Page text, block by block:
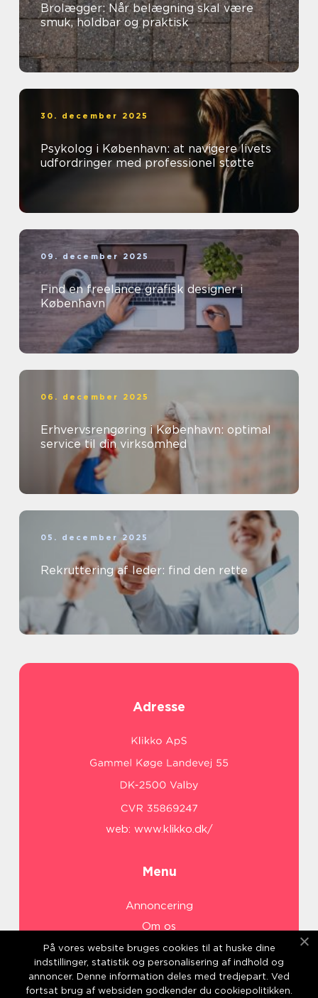
Brolægger: Når belægning skal være
smuk, holdbar og praktisk
30. december 2025
Psykolog i København: at navigere livets
udfordringer med professionel støtte
09. december 2025
Find en freelance grafisk designer i
København
06. december 2025
Erhvervsrengøring i København: optimal
service til din virksomhed
05. december 2025
Rekruttering af leder: find den rette
Adresse
web: www.klikko.dk/
Menu
Annoncering
Om os
Cookies
Kontakt os
Sitemap
På vores website bruges cookies til at huske dine
indstillinger, statistik og personalisering af indhold og
annoncer. Denne information deles med tredjepart. Ved
fortsat brug af websiden godkender du cookiepolitikken.